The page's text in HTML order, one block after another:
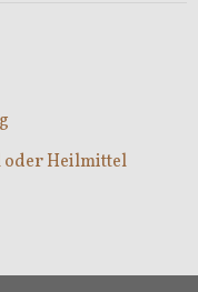
Heilmittel